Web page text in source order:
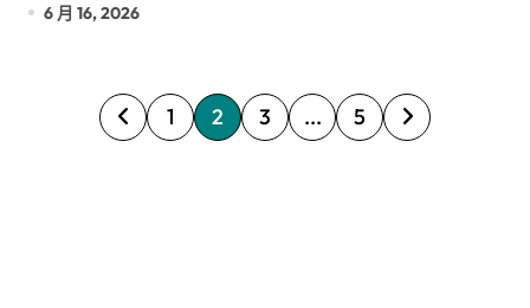
6 月 16, 2026
文
1 2 3 ... 5